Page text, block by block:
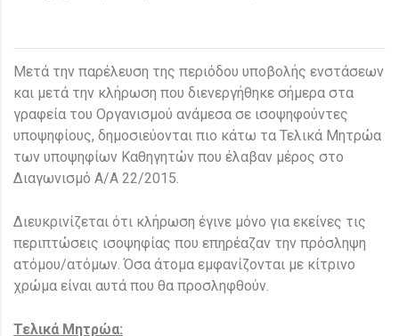
Μετά την παρέλευση της περιόδου υποβολής ενστάσεων
και μετά την κλήρωση που διενεργήθηκε σήμερα στα
γραφεία του Οργανισμού ανάμεσα σε ισοψηφούντες
υποψηφίους, δημοσιεύονται πιο κάτω τα Τελικά Μητρώα
των υποψηφίων Καθηγητών που έλαβαν μέρος στο
Διαγωνισμό Α/Α 22/2015.
Διευκρινίζεται ότι κλήρωση έγινε μόνο για εκείνες τις
περιπτώσεις ισοψηφίας που επηρέαζαν την πρόσληψη
ατόμου/ατόμων. Όσα άτομα εμφανίζονται με κίτρινο
χρώμα είναι αυτά που θα προσληφθούν.
Τελικά Μητρώα: